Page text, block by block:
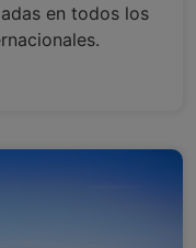
en todos los